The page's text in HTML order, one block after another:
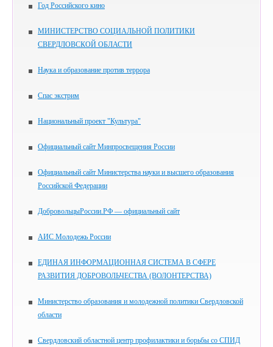
Год Российского кино
МИНИСТЕРСТВО СОЦИАЛЬНОЙ ПОЛИТИКИ
СВЕРДЛОВСКОЙ ОБЛАСТИ
Наука и образование против террора
Спас экстрим
Национальный проект "Культура"
Официальный сайт Минпросвещения России
Официальный сайт Министерства науки и высшего образования
Российской Федерации
ДобровольцыРоссии.РФ — официальный сайт
АИС Молодежь России
ЕДИНАЯ ИНФОРМАЦИОННАЯ СИСТЕМА В СФЕРЕ
РАЗВИТИЯ ДОБРОВОЛЬЧЕСТВА (ВОЛОНТЕРСТВА)
Министерство образования и молодежной политики Свердловской
области
Свердловский областной центр профилактики и борьбы со СПИД